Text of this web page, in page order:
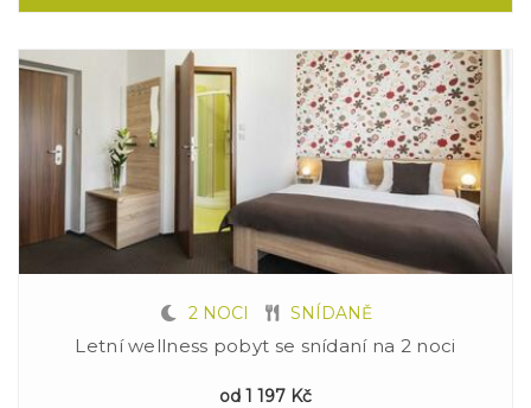
2 NOCI SNÍDANĚ
Letní wellness pobyt se snídaní na 2 noci
od 1 197 Kč